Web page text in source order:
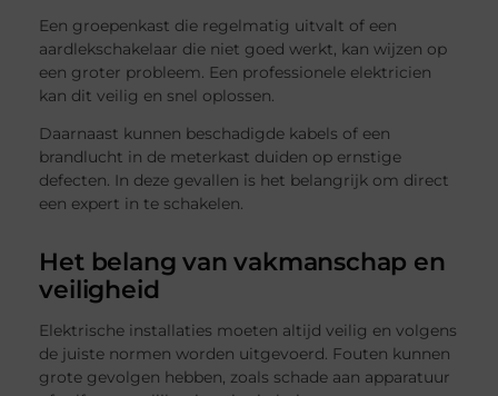
Een groepenkast die regelmatig uitvalt of een
aardlekschakelaar die niet goed werkt, kan wijzen op
een groter probleem. Een professionele elektricien
kan dit veilig en snel oplossen.
Daarnaast kunnen beschadigde kabels of een
brandlucht in de meterkast duiden op ernstige
defecten. In deze gevallen is het belangrijk om direct
een expert in te schakelen.
Het belang van vakmanschap en
veiligheid
Elektrische installaties moeten altijd veilig en volgens
de juiste normen worden uitgevoerd. Fouten kunnen
grote gevolgen hebben, zoals schade aan apparatuur